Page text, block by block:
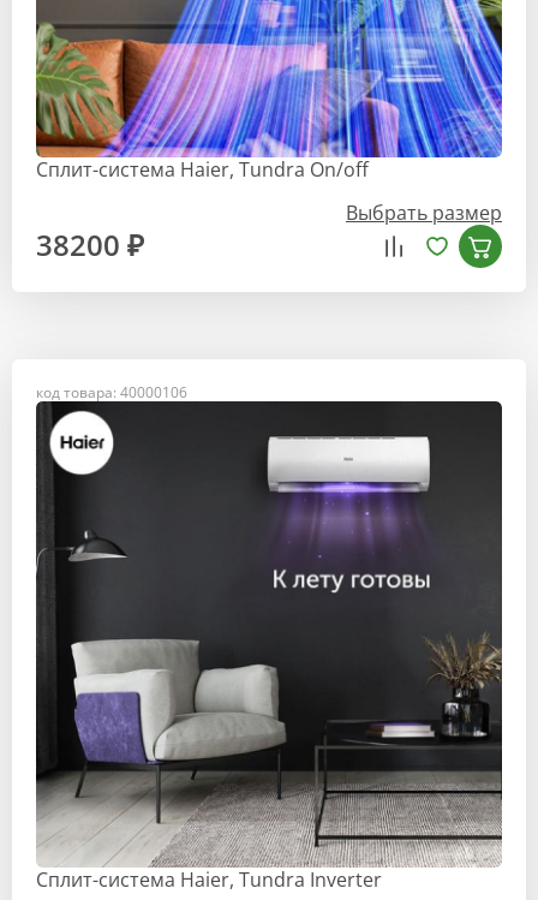
Сплит-система Haier, Tundra On/off
Выбрать размер
38200 ₽
код товара: 40000106
Сплит-система Haier, Tundra Inverter